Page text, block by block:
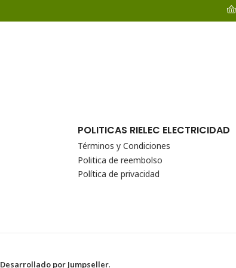
POLITICAS RIELEC ELECTRICIDAD
Términos y Condiciones
Politica de reembolso
Política de privacidad
Desarrollado por Jumpseller.